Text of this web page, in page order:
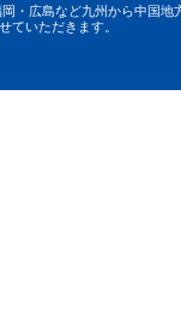
・広島など九州から中国地
ていただきます。